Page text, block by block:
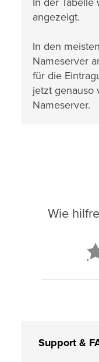
angezeigt.
In den
Nameserver
für die
jetzt genauso
Nameserver.
Wie
Support &